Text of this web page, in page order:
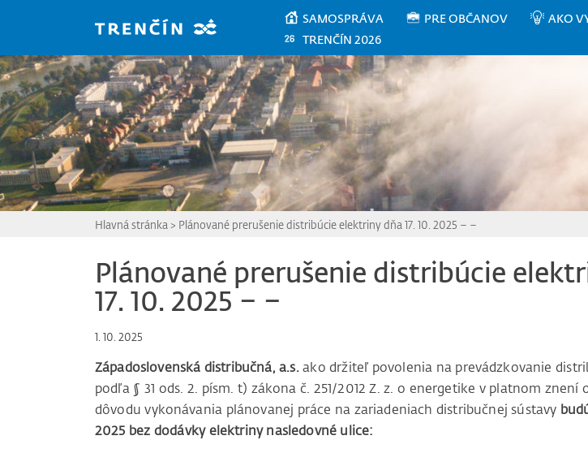
SAMOSPRÁVA PRE OBČANOV AKO
TRENČÍN 2026
Hlavná stránka > Plánované prerušenie distribúcie elektriny dňa 17. 10. 2025 – –
Plánované prerušenie distribúcie
17. 10. 2025 – –
1. 10. 2025
Západoslovenská distribučná, a.s.ako držiteľ povolenia na prevádzkovanie
podľa § 31 ods. 2. písm. t) zákona č. 251/2012 Z. z. o energetike v platnom znení
dôvodu vykonávania plánovanej práce na zariadeniach distribučnej sústavy
2025 bez dodávky elektriny nasledovné ulice: